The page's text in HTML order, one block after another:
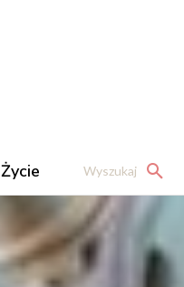
Życie Wyszukaj